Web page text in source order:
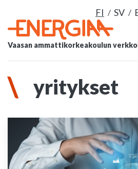
FI SV
Vaasan ammattikorkeakoulun
yritykset